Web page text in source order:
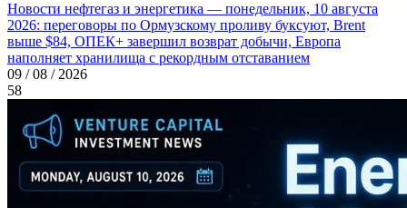
Новости нефтегаз и энергетика — понедельник, 10 августа
2026: переговоры по Ормузскому проливу буксуют, Brent
выше $84, ОПЕК+ завершил возврат добычи, Европа
наполняет хранилища с рекордным отставанием
09 / 08 / 2026
58